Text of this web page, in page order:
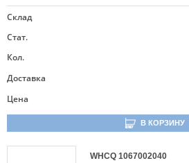
Склад
Стат.
Кол.
Доставка
Цена
В КОРЗИНУ
WHCQ 1067002040